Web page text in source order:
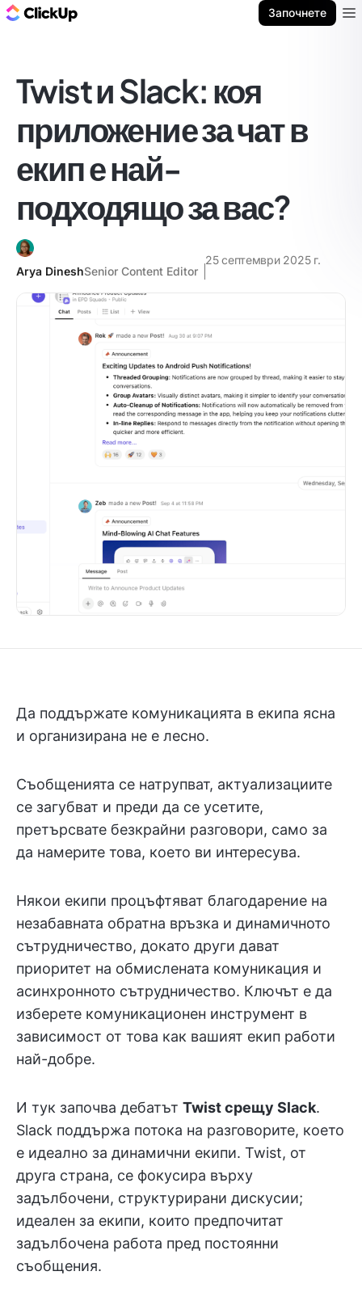
Започнете
Twist и Slack: коя
приложение за чат в
екип е най-
подходящо за вас?
Arya DineshSenior Content Editor
25 септември 2025 г.
Да поддържате комуникацията в екипа ясна
и организирана не е лесно.
Съобщенията се натрупват, актуализациите
се загубват и преди да се усетите,
претърсвате безкрайни разговори, само за
да намерите това, което ви интересува.
Някои екипи процъфтяват благодарение на
незабавната обратна връзка и динамичното
сътрудничество, докато други дават
приоритет на обмислената комуникация и
асинхронното сътрудничество. Ключът е да
изберете комуникационен инструмент в
зависимост от това как вашият екип работи
най-добре.
И тук започва дебатът Twist срещу Slack.
Slack поддържа потока на разговорите, което
е идеално за динамични екипи. Twist, от
друга страна, се фокусира върху
задълбочени, структурирани дискусии;
идеален за екипи, които предпочитат
задълбочена работа пред постоянни
съобщения.